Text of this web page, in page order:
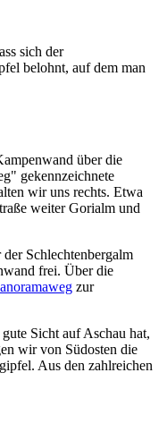
sich der
belohnt, auf dem man
über die
gekennzeichnete
wir uns rechts. Etwa
weiter Gorialm und
Schlechtenbergalm
frei. Über die
zur
Sicht auf Aschau hat,
wir von Südosten die
Aus den zahlreichen